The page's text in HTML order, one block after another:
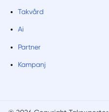
Takvård
Ai
Partner
Kampanj